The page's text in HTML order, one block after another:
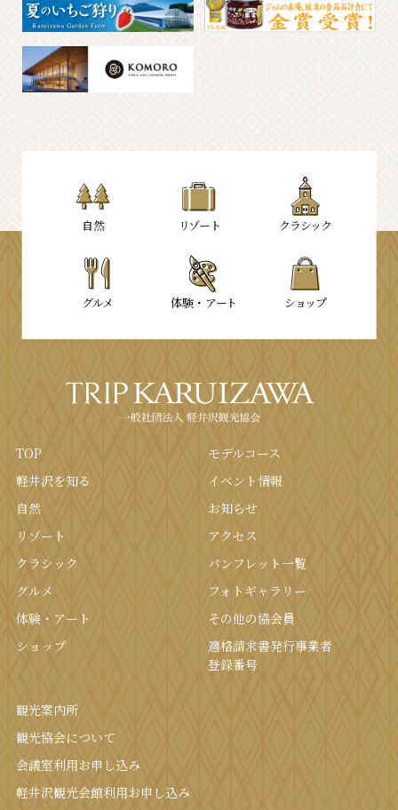
⾃然 リゾート クラシック
グルメ 体験・ アート ショップ
TOP
軽井沢を知る
⾃然
リゾート
クラシック
グルメ
体験・アート
ショップ
モデルコース
イベント情報
お知らせ
アクセス
パンフレット⼀覧
フォトギャラリー
その他の協会員
適格請求書発行事業者
登録番号
観光案内所
観光協会について
会議室利⽤お申し込み
軽井沢観光会館利⽤お申し込み